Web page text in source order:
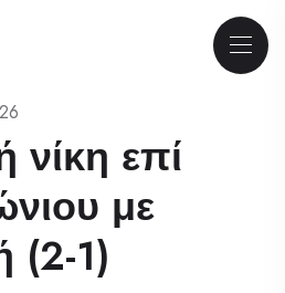
νίκη επί
με
(2-1)